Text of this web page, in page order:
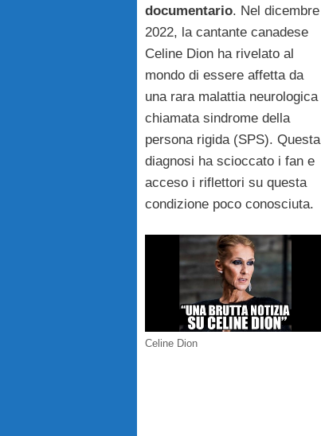
documentario. Nel dicembre
2022, la cantante canadese
Celine Dion ha rivelato al
mondo di essere affetta da
una rara malattia neurologica
chiamata sindrome della
persona rigida (SPS). Questa
diagnosi ha scioccato i fan e
acceso i riflettori su questa
condizione poco conosciuta.
Celine Dion